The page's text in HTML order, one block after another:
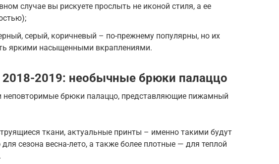
случае вы рискуете прослыть не иконой стиля, а ее
серый, коричневый – по-прежнему популярны, но их
яркими насыщенными вкраплениями.
2019: необычные брюки палаццо
неповторимые брюки палаццо, представляющие пижамный
ткани, актуальные принты – именно такими будут
сезона весна-лето, а также более плотные — для теплой